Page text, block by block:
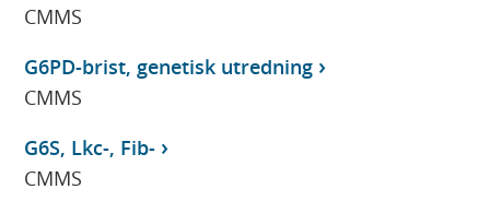
CMMS
G6PD-brist, genetisk utredning
CMMS
G6S, Lkc-, Fib-
CMMS